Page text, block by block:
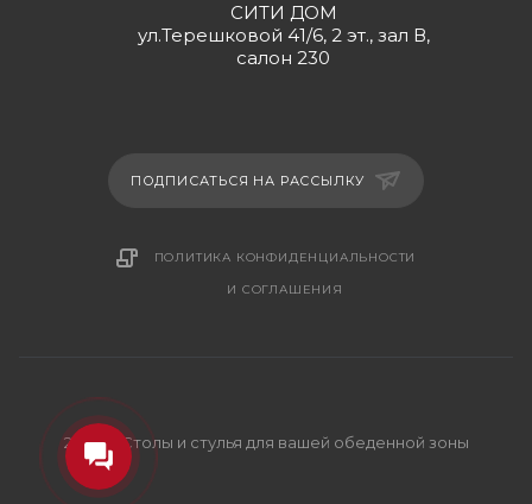
СИТИ ДОМ
ул.Терешковой 41/6, 2 эт., зал В,
салон 230
ПОДПИСАТЬСЯ НА РАССЫЛКУ
ПОЛИТИКА КОНФИДЕНЦИАЛЬНОСТИ
И СОГЛАШЕНИЯ
2026 © Столы и стулья для вашей обеденной зоны